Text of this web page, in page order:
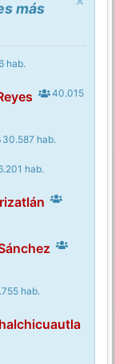
más
hab.
40.015
30.587 hab.
hab.
hab.